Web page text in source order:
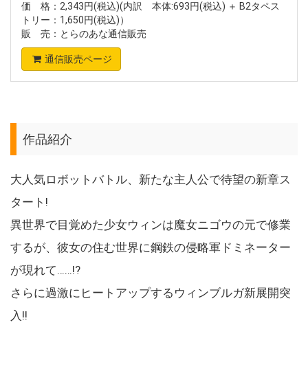
価 格：2,343円(税込)(内訳 本体:693円(税込) ＋ B2タペス
トリー：1,650円(税込)）
販 売：とらのあな通信販売
通信販売ページ
作品紹介
大人気ロボットバトル、新たな主人公で待望の新章ス
タート!
異世界で目覚めた少女ウィンは魔女ニゴウの元で修業
するが、彼女の住む世界に鋼鉄の侵略軍ドミネーター
が現れて……!?
さらに過激にヒートアップするウィンブルガ新展開突
入!!